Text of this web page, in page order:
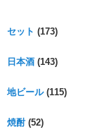
セット (173)
日本酒 (143)
地ビール(115)
焼酎(52)